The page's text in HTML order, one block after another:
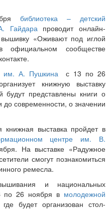
библиотека – детский
Гайдарапроводит онлайн-
«Оживают под иглой
официальном сообществе
им. А. Пушкинас 13 по 26
книжную выставку
будут представлены книги о
до современности, о значении
книжная выставка пройдет в
центре им. В.
На выставке «Радужное
смогут познакомиться
ремесла.
и национальных
по 26 ноября в молодежной
будет организован стол-